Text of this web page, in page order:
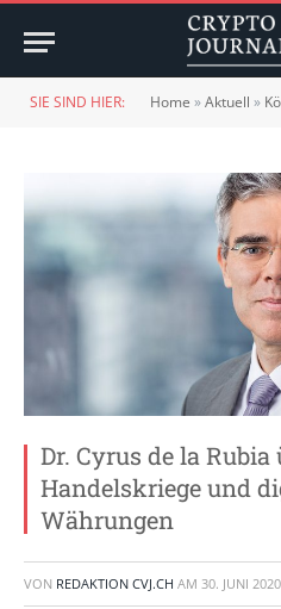
SIE SIND HIER: Home »Aktuell »
Dr. Cyrus de la
Handelskriege und
Währungen
VON REDAKTION CVJ.CH AM 30. JUNI 2020